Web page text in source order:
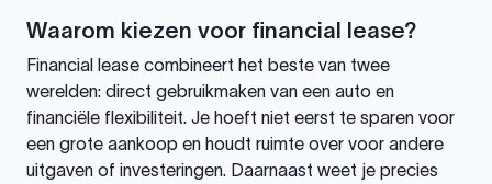
Waarom kiezen voor financial lease?
Financial lease combineert het beste van twee
werelden: direct gebruikmaken van een auto en
financiële flexibiliteit. Je hoeft niet eerst te sparen voor
een grote aankoop en houdt ruimte over voor andere
uitgaven of investeringen. Daarnaast weet je precies